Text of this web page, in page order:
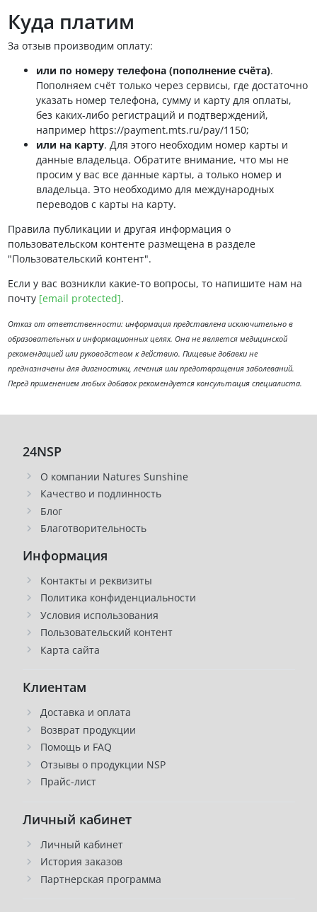
Куда платим
За отзыв производим оплату:
или по номеру телефона (пополнение счёта).
Пополняем счёт только через сервисы, где достаточно
указать номер телефона, сумму и карту для оплаты,
без каких-либо регистраций и подтверждений,
например https://payment.mts.ru/pay/1150;
или на карту. Для этого необходим номер карты и
данные владельца. Обратите внимание, что мы не
просим у вас все данные карты, а только номер и
владельца. Это необходимо для международных
переводов с карты на карту.
Правила публикации и другая информация о
пользовательском контенте размещена в разделе
"Пользовательский контент".
Если у вас возникли какие-то вопросы, то напишите нам на
почту [email protected].
Отказ от ответственности: информация представлена исключительно в
образовательных и информационных целях. Она не является медицинской
рекомендацией или руководством к действию. Пищевые добавки не
предназначены для диагностики, лечения или предотвращения заболеваний.
Перед применением любых добавок рекомендуется консультация специалиста.
24NSP
О компании Natures Sunshine
Качество и подлинность
Блог
Благотворительность
Информация
Контакты и реквизиты
Политика конфиденциальности
Условия использования
Пользовательский контент
Карта сайта
Клиентам
Доставка и оплата
Возврат продукции
Помощь и FAQ
Отзывы о продукции NSP
Прайс-лист
Личный кабинет
Личный кабинет
История заказов
Партнерская программа